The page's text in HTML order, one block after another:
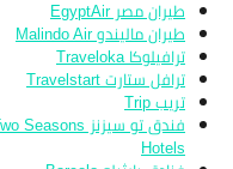
طيران مصر EgyptAir
طيران ماليندو Malindo Air
ترافيلوكا Traveloka
ترافل ستارت Travelstart
تريب Trip
فندق تو سيزنز Two Seasons
Hotels